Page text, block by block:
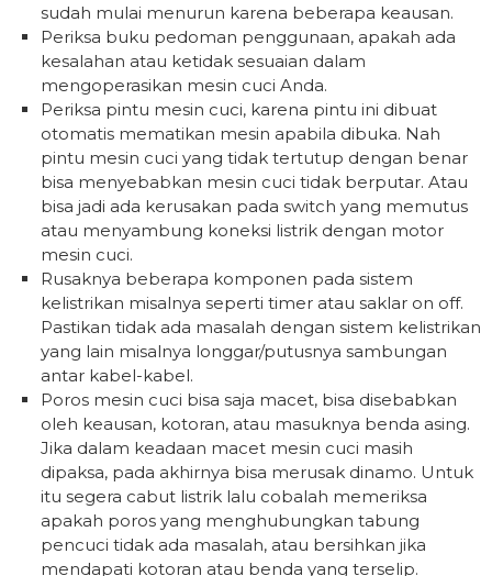
sudah mulai menurun karena beberapa keausan.
Periksa buku pedoman penggunaan, apakah ada
kesalahan atau ketidak sesuaian dalam
mengoperasikan mesin cuci Anda.
Periksa pintu mesin cuci, karena pintu ini dibuat
otomatis mematikan mesin apabila dibuka. Nah
pintu mesin cuci yang tidak tertutup dengan benar
bisa menyebabkan mesin cuci tidak berputar. Atau
bisa jadi ada kerusakan pada switch yang memutus
atau menyambung koneksi listrik dengan motor
mesin cuci.
Rusaknya beberapa komponen pada sistem
kelistrikan misalnya seperti timer atau saklar on off.
Pastikan tidak ada masalah dengan sistem kelistrikan
yang lain misalnya longgar/putusnya sambungan
antar kabel-kabel.
Poros mesin cuci bisa saja macet, bisa disebabkan
oleh keausan, kotoran, atau masuknya benda asing.
Jika dalam keadaan macet mesin cuci masih
dipaksa, pada akhirnya bisa merusak dinamo. Untuk
itu segera cabut listrik lalu cobalah memeriksa
apakah poros yang menghubungkan tabung
pencuci tidak ada masalah, atau bersihkan jika
mendapati kotoran atau benda yang terselip.